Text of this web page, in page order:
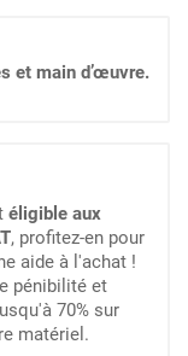
et main d’œuvre.
éligible aux
, profitez-en pour
aide à l'achat !
pénibilité et
70% sur
matériel.